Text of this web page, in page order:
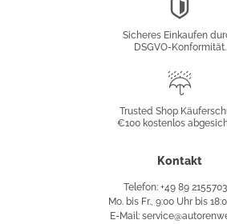
Sicheres Einkaufen
DSGVO-Konformität.
Trusted Shop
€100 kostenlos
Kontakt
Telefon: +49 89
Mo. bis Fr., 9:00 Uhr bis
E-Mail: